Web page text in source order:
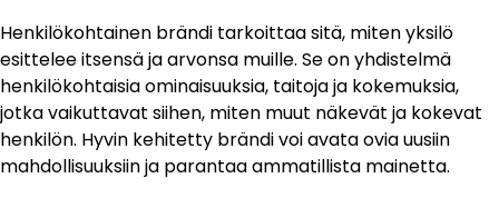
Henkilökohtainen brändi tarkoittaa sitä, miten yksilö
esittelee itsensä ja arvonsa muille. Se on yhdistelmä
henkilökohtaisia ominaisuuksia, taitoja ja kokemuksia,
jotka vaikuttavat siihen, miten muut näkevät ja kokevat
henkilön. Hyvin kehitetty brändi voi avata ovia uusiin
mahdollisuuksiin ja parantaa ammatillista mainetta.